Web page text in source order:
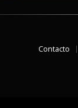
Contacto